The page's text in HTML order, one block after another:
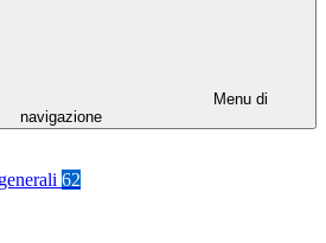
Menu di
navigazione
62